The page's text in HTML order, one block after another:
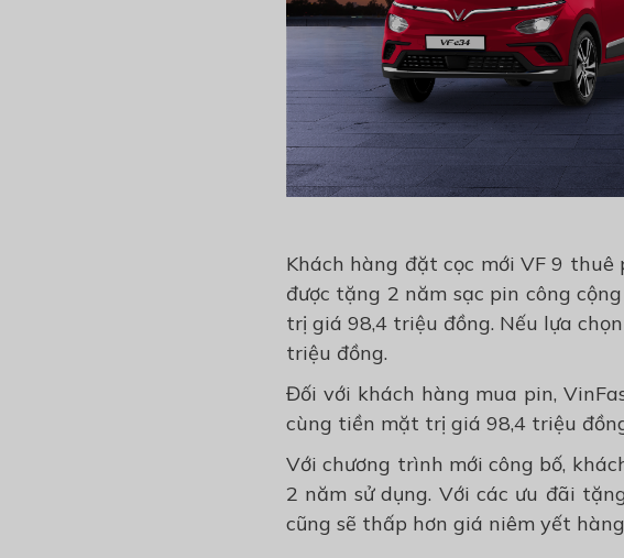
Khách hàng đặt cọc mới VF 9 thuê
được tặng 2 năm sạc pin công
trị giá 98,4 triệu đồng. Nếu lựa
triệu đồng.
Đối với khách hàng mua pin,
cùng tiền mặt trị giá 98,4 triệu
Với chương trình mới công bố,
2 năm sử dụng. Với các ưu đãi
cũng sẽ thấp hơn giá niêm yết